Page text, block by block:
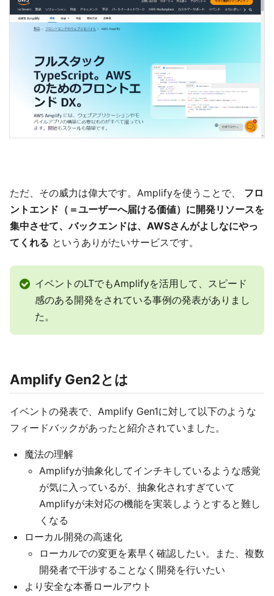
ただ、その威力は偉大です。Amplifyを使うことで、 フロ
ントエンド（＝ユーザーへ届ける価値）に開発リソースを
集中させて、バックエンドは、AWSさんがよしなにやっ
てくれる というありがたいサービスです。
イベントのLTでもAmplifyを活用して、スピード
感のある開発をされている事例の発表がありまし
た。
Amplify Gen2とは
イベントの発表で、Amplify Gen1に対して以下のような
フィードバックがあったと紹介されていました。
魔法の理解
Amplifyが抽象化してインチキしているような感覚
が気に入っているが、抽象化されすぎていて
Amplifyが未対応の機能を実装しようとすると難し
くなる
ローカル開発の高速化
ローカルでの変更を素早く確認したい。また、複数
開発者で干渉することなく開発を行いたい
より安全な本番ロールアウト